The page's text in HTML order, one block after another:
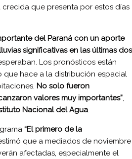
que presenta por estos días
del Paraná con un aporte
significativas en las últimas dos
Los pronósticos están
que hace a la distribución espacial
No solo fueron
valores muy importantes”,
Nacional del Agua.
“El primero de la
que a mediados de noviembre
afectadas, especialmente el